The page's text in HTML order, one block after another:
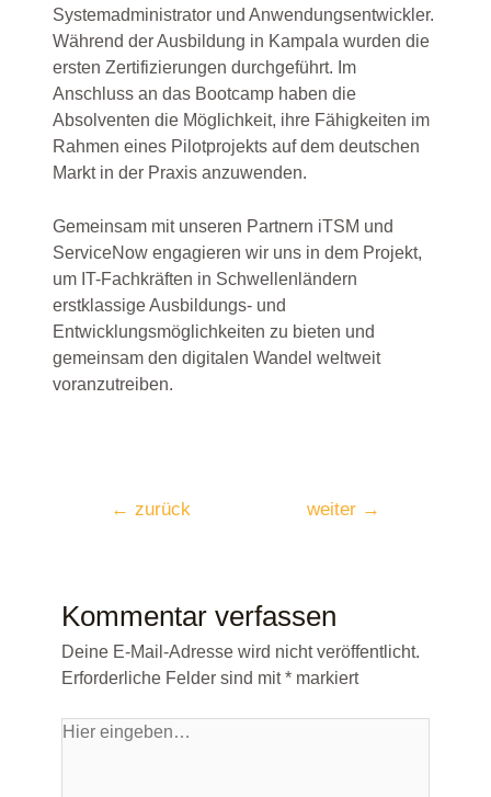
Systemadministrator und Anwendungsentwickler.
Während der Ausbildung in Kampala wurden die
ersten Zertifizierungen durchgeführt. Im
Anschluss an das Bootcamp haben die
Absolventen die Möglichkeit, ihre Fähigkeiten im
Rahmen eines Pilotprojekts auf dem deutschen
Markt in der Praxis anzuwenden.
Gemeinsam mit unseren Partnern iTSM und
ServiceNow engagieren wir uns in dem Projekt,
um IT-Fachkräften in Schwellenländern
erstklassige Ausbildungs- und
Entwicklungsmöglichkeiten zu bieten und
gemeinsam den digitalen Wandel weltweit
voranzutreiben.
← zurück weiter →
Kommentar verfassen
Deine E-Mail-Adresse wird nicht veröffentlicht.
Erforderliche Felder sind mit*markiert